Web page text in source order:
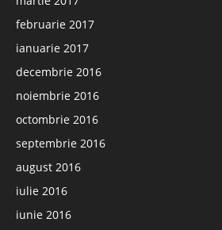
februarie 2017
ianuarie 2017
decembrie 2016
noiembrie 2016
octombrie 2016
septembrie 2016
august 2016
iulie 2016
iunie 2016